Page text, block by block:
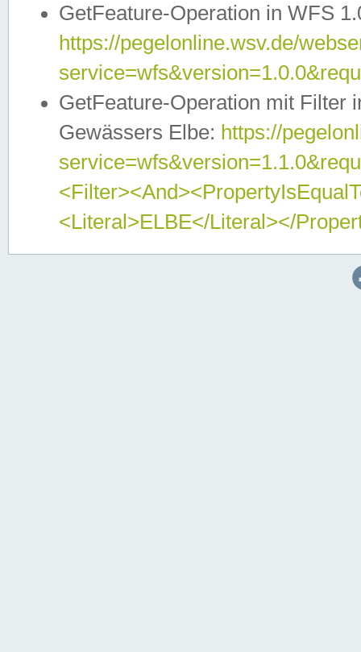
GetFeature-Operation in WFS
https://pegelonline.wsv.de/
GetFeature-Operation mit Filter
Gewässers Elbe: https://
<Literal>ELBE</Literal></